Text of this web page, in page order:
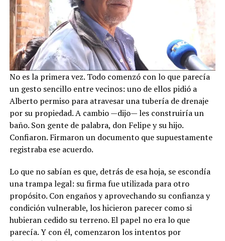
No es la primera vez. Todo comenzó con lo que parecía
un gesto sencillo entre vecinos: uno de ellos pidió a
Alberto permiso para atravesar una tubería de drenaje
por su propiedad. A cambio —dijo— les construiría un
baño. Son gente de palabra, don Felipe y su hijo.
Confiaron. Firmaron un documento que supuestamente
registraba ese acuerdo.
Lo que no sabían es que, detrás de esa hoja, se escondía
una trampa legal: su firma fue utilizada para otro
propósito. Con engaños y aprovechando su confianza y
condición vulnerable, los hicieron parecer como si
hubieran cedido su terreno. El papel no era lo que
parecía. Y con él, comenzaron los intentos por